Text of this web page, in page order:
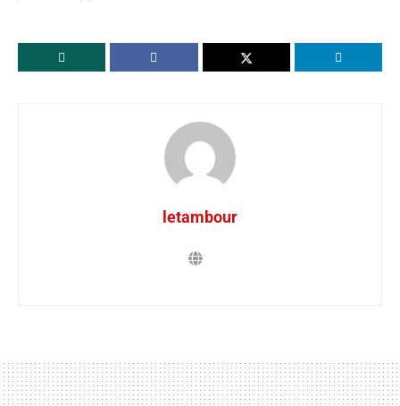
letambour